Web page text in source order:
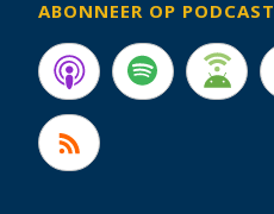
ABONNEER OP PODCAST